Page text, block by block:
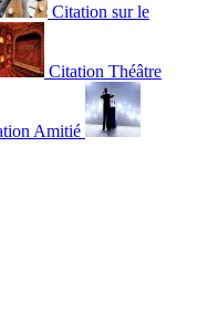
Citation sur le
Citation Théâtre
Amitié